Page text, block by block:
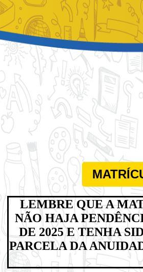
LEMBRE QUE A
NÃO HAJA
DE 2025 E TENHA
PARCELA DA